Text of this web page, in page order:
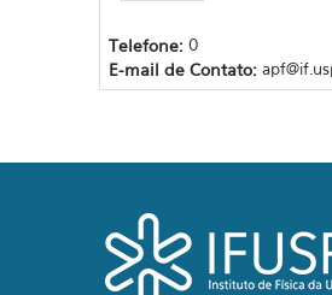
Telefone: 0
E-mail de Contato: